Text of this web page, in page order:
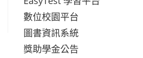
數位校園平台
圖書資訊系統
獎助學金公告